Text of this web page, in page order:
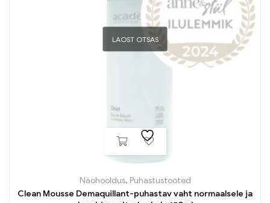
LAOST OTSAS
Näohooldus, Puhastustooted
Clean Mousse Demaquillant-puhastav vaht normaalsele ja